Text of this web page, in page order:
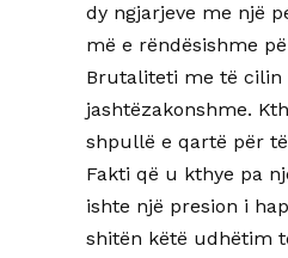
dy ngjarjeve me një
më e rëndësishme
Brutaliteti me të cilin
jashtëzakonshme.
shpullë e qartë për
Fakti që u kthye pa
ishte një presion i
shitën këtë udhëtim